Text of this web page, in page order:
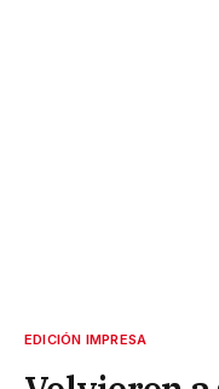
EDICIÓN IMPRESA